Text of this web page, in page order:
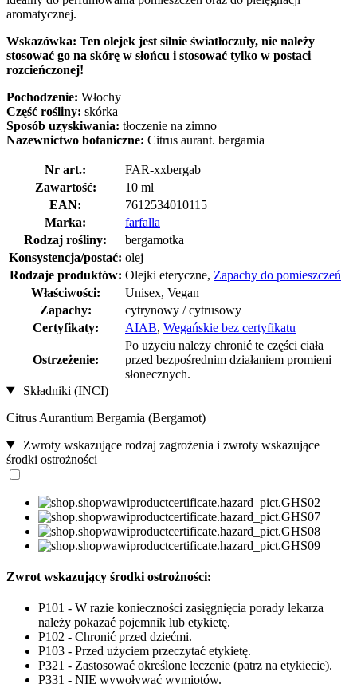
aromatycznej.
Wskazówka: Ten olejek jest silnie światłoczuły, nie należy
stosować go na skórę w słońcu i stosować tylko w postaci
rozcieńczonej!
Pochodzenie: Włochy
Część rośliny: skórka
Sposób uzyskiwania: tłoczenie na zimno
Nazewnictwo botaniczne: Citrus aurant. bergamia
Nr art.:
FAR-xxbergab
Zawartość:
10 ml
EAN:
7612534010115
Marka:
farfalla
Rodzaj rośliny:
bergamotka
Konsystencja/postać: olej
Rodzaje produktów: Olejki eteryczne, Zapachy do pomieszczeń
Właściwości:
Unisex, Vegan
Zapachy:
cytrynowy / cytrusowy
Certyfikaty:
AIAB, Wegańskie bez certyfikatu
Ostrzeżenie:
Po użyciu należy chronić te części ciała
przed bezpośrednim działaniem promieni
słonecznych.
Składniki (INCI)
Citrus Aurantium Bergamia (Bergamot)
Zwroty wskazujące rodzaj zagrożenia i zwroty wskazujące
środki ostrożności
Zwrot wskazujący środki ostrożności:
P101 - W razie konieczności zasięgnięcia porady lekarza
należy pokazać pojemnik lub etykietę.
P102 - Chronić przed dziećmi.
P103 - Przed użyciem przeczytać etykietę.
P321 - Zastosować określone leczenie (patrz na etykiecie).
P331 - NIE wywoływać wymiotów.